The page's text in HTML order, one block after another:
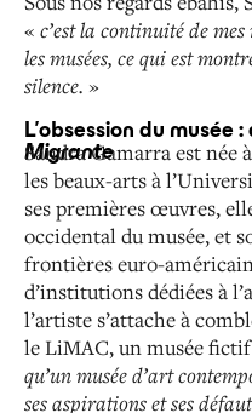
« c’est la continuité de
les musées, ce qui est
silence. »
L’obsession du musée
Migrante
Sandra Gamarra est née
les beaux-arts à
ses premières œuvres,
occidental du musée, et
frontières euro-
d’institutions dédiées à
l’artiste s’attache à
le LiMAC, un musée
qu’un musée d’art
ses aspirations et ses